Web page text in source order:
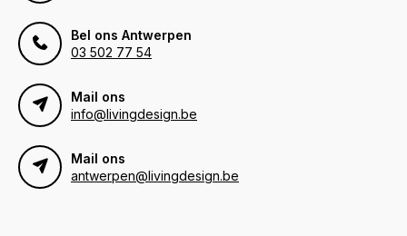
Bel ons Antwerpen
03 502 77 54
Mail ons
info@livingdesign.be
Mail ons
antwerpen@livingdesign.be